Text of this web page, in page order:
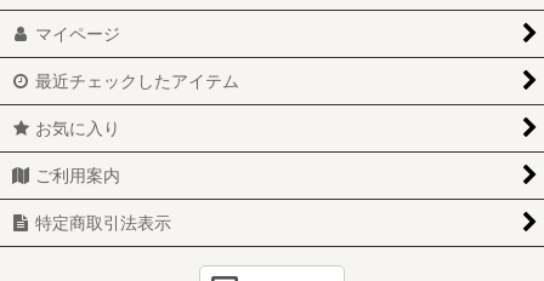
マイページ
最近チェックしたアイテム
お気に入り
ご利用案内
特定商取引法表示